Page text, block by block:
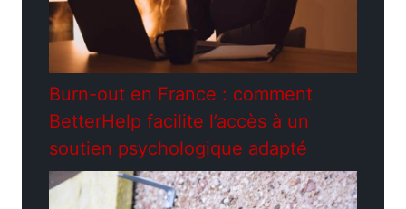
Burn-out en France : comment
BetterHelp facilite l’accès à un
soutien psychologique adapté